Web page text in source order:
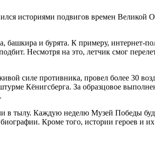
историями подвигов времен Великой
башкира и бурята. К примеру, интернет-
Несмотря на это, летчик смог
силе противника, провел более 30
Кёнигсберга. За образцовое
в тылу. Каждую неделю Музей Победы
Кроме того, истории героев и